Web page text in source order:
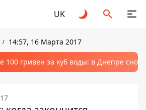
UK
14:57, 16 Марта 2017
100 гривен за куб воды: в Днепре